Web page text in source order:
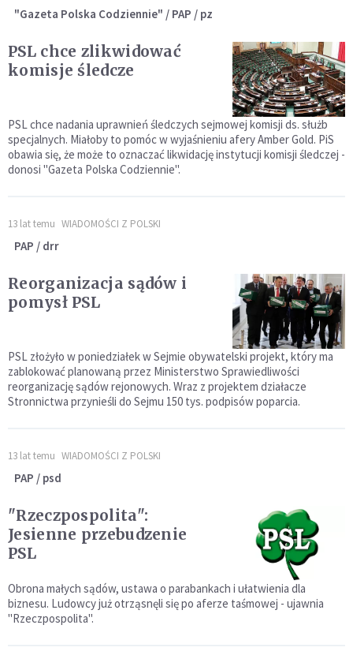
"Gazeta Polska Codziennie" / PAP / pz
PSL chce zlikwidować
komisje śledcze
PSL chce nadania uprawnień śledczych sejmowej komisji ds. służb
specjalnych. Miałoby to pomóc w wyjaśnieniu afery Amber Gold. PiS
obawia się, że może to oznaczać likwidację instytucji komisji śledczej -
donosi "Gazeta Polska Codziennie".
13 lat temu WIADOMOŚCI Z POLSKI
PAP / drr
Reorganizacja sądów i
pomysł PSL
PSL złożyło w poniedziałek w Sejmie obywatelski projekt, który ma
zablokować planowaną przez Ministerstwo Sprawiedliwości
reorganizację sądów rejonowych. Wraz z projektem działacze
Stronnictwa przynieśli do Sejmu 150 tys. podpisów poparcia.
13 lat temu WIADOMOŚCI Z POLSKI
PAP / psd
"Rzeczpospolita":
Jesienne przebudzenie
PSL
Obrona małych sądów, ustawa o parabankach i ułatwienia dla
biznesu. Ludowcy już otrząsnęli się po aferze taśmowej - ujawnia
"Rzeczpospolita".